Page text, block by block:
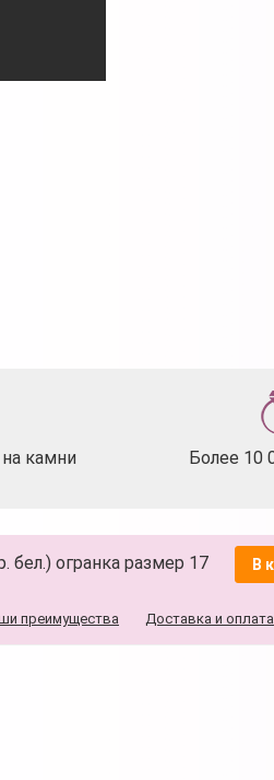
камни
Более 10
бел.) огранка размер 17 В
преимущества Доставка и оплата